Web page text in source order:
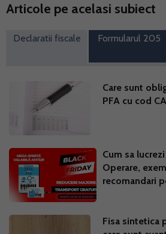
Articole pe acelasi subiect
Declaratii fiscale Formularul 205
Care sunt
PFA cu cod
Cum sa
Operare,
recomandari
Fisa sintetica